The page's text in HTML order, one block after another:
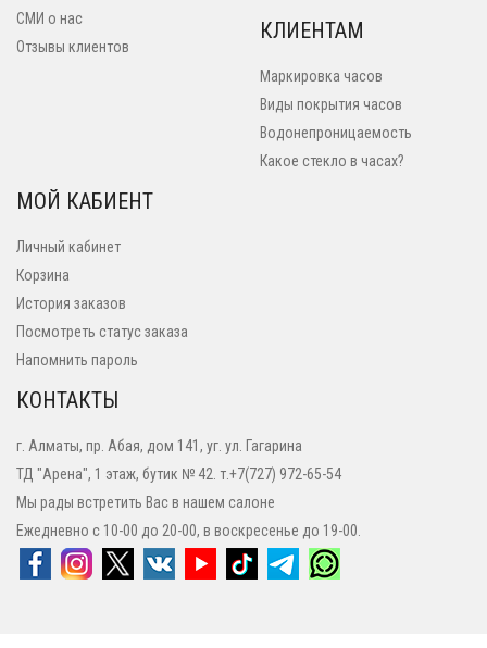
СМИ о нас
Отзывы клиентов
КЛИЕНТАМ
Маркировка часов
Виды покрытия часов
Водонепроницаемость
Какое стекло в часах?
МОЙ КАБИЕНТ
Личный кабинет
Корзина
История заказов
Посмотреть статус заказа
Напомнить пароль
КОНТАКТЫ
г. Алматы, пр. Абая, дом 141, уг. ул. Гагарина
ТД "Арена", 1 этаж, бутик № 42. т.+7(727) 972-65-54
Мы рады встретить Вас в нашем салоне
Ежедневно с 10-00 до 20-00, в воскресенье до 19-00.